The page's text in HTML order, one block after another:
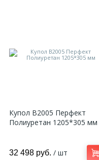
Купол B2005 Перфект
Полиуретан 1205*305 мм
32 498 руб. / шт